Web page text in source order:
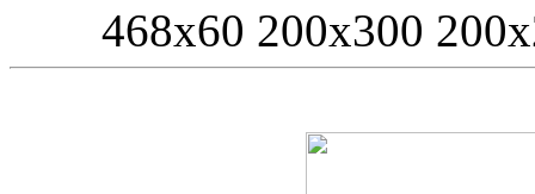
468x60 200x300